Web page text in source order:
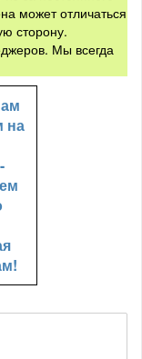
может отличаться
сторону.
Мы всегда
на